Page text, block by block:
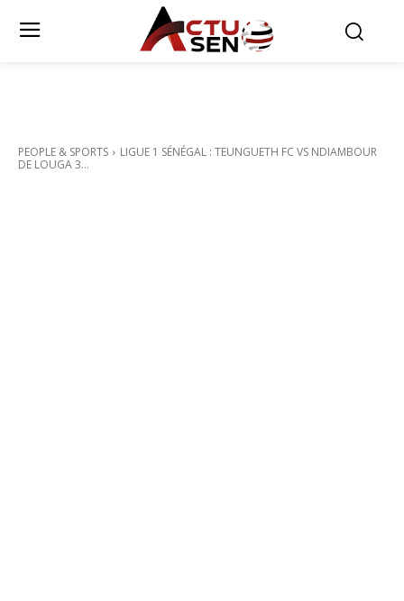
PEOPLE & SPORTS
LIGUE 1 SÉNÉGAL : TEUNGUETH FC VS NDIAMBOUR
DE LOUGA 3...